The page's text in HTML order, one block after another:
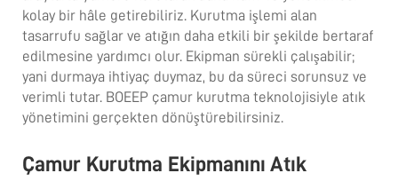
kolay bir hâle getirebiliriz. Kurutma işlemi alan
tasarrufu sağlar ve atığın daha etkili bir şekilde bertaraf
edilmesine yardımcı olur. Ekipman sürekli çalışabilir;
yani durmaya ihtiyaç duymaz, bu da süreci sorunsuz ve
verimli tutar. BOEEP çamur kurutma teknolojisiyle atık
yönetimini gerçekten dönüştürebilirsiniz.
Çamur Kurutma Ekipmanını Atık